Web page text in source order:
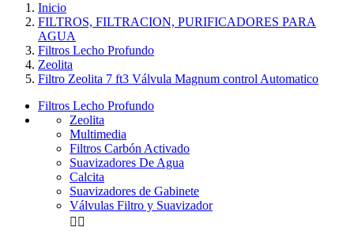
Inicio
FILTROS, FILTRACION, PURIFICADORES PARA
AGUA
Filtros Lecho Profundo
Zeolita
Filtro Zeolita 7 ft3 Válvula Magnum control Automatico
Filtros Lecho Profundo
Zeolita
Multimedia
Filtros Carbón Activado
Suavizadores De Agua
Calcita
Suavizadores de Gabinete
Válvulas Filtro y Suavizador
 